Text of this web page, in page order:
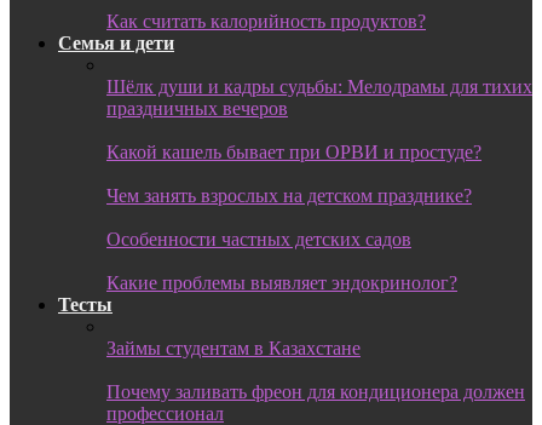
Как считать калорийность продуктов?
Семья и дети
Шёлк души и кадры судьбы: Мелодрамы для тихих
праздничных вечеров
Какой кашель бывает при ОРВИ и простуде?
Чем занять взрослых на детском празднике?
Особенности частных детских садов
Какие проблемы выявляет эндокринолог?
Тесты
Займы студентам в Казахстане
Почему заливать фреон для кондиционера должен
профессионал